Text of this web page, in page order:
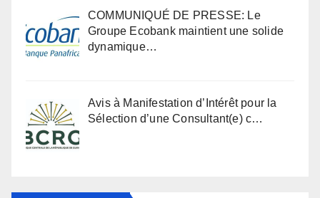
COMMUNIQUÉ DE PRESSE: Le
Groupe Ecobank maintient une solide
dynamique…
Avis à Manifestation d’Intérêt pour la
Sélection d’une Consultant(e) c…